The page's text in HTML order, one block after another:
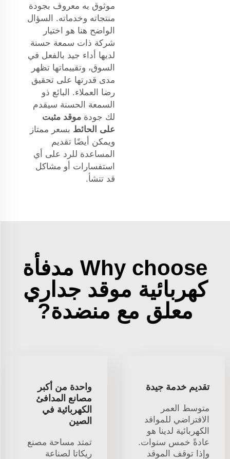
موثوق به معروف بجودة
منتجاته وخدماته. السؤال
الواضح هنا هو اختيار
شركة ذات سمعة حسنة
لديها أداء جيد بالفعل في
السوق، وتقييماتها تظهر
مدى قدرتها على تحقيق
رضا العملاء. البائع ذو
السمعة الحسنة سيقدم
لك جودة موقد مثبت
على الحائط بسعر ممتاز
ويمكن أيضًا تقديم
المساعدة للرد على أي
استفسارات أو مشاكل
قد تنشأ.
Why choose مدفأة
كهربائية موقد جداري
معلق مع منضدة?
تقديم خدمة جيدة
متوسط العمر
الافتراضي للمواقد
الكهربائية لدينا هو
عادةً خمس سنوات.
وإذا توقف الموقد
واحدة من أكبر
مصانع المدافئ
الكهربائية في
الصين
تمتد مساحة مصنع
ريكاتا لصناعة